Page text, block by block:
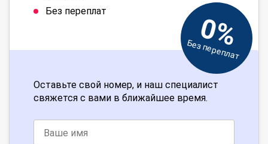
Без переплат
0%
Без переплат
Оставьте свой номер, и наш специалист
свяжется с вами в ближайшее время.